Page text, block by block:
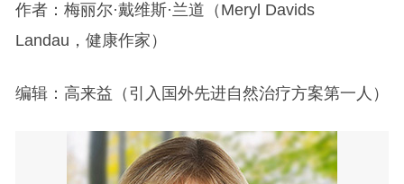
作者：梅丽尔·戴维斯·兰道（Meryl Davids
Landau，健康作家）
编辑：高来益（引入国外先进自然治疗方案第一人）